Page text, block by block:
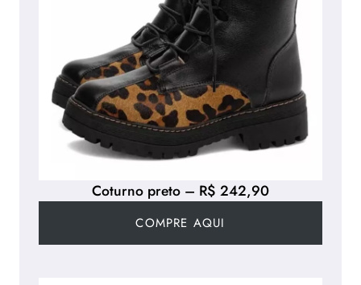
Coturno preto – R$ 242,90
COMPRE AQUI